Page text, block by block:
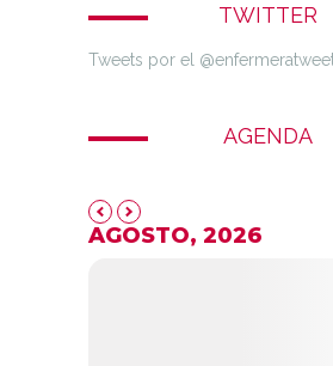
TWITTER
Tweets por el
AGENDA
AGOSTO, 2026